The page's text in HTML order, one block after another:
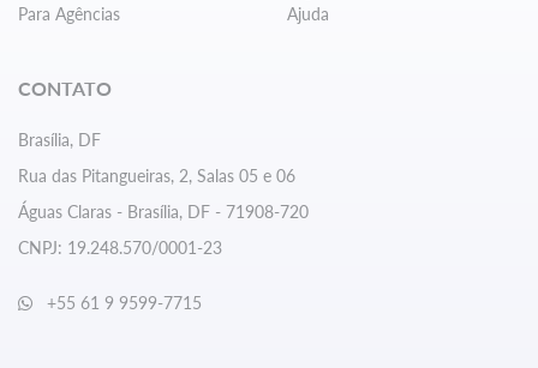
Para Agências
Ajuda
CONTATO
Brasília, DF
Rua das Pitangueiras, 2, Salas 05 e 06
Águas Claras - Brasília, DF - 71908-720
CNPJ: 19.248.570/0001-23
+55 61 9 9599-7715